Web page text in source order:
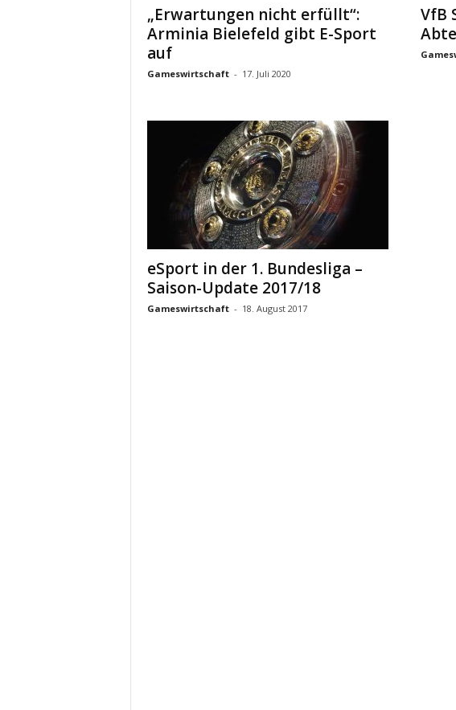
„Erwartungen nicht erfüllt“:
Arminia Bielefeld gibt E-Sport
auf
Gameswirtschaft - 17. Juli 2020
VfB
eSport in der 1. Bundesliga –
Saison-Update 2017/18
Gameswirtschaft - 18. August 2017